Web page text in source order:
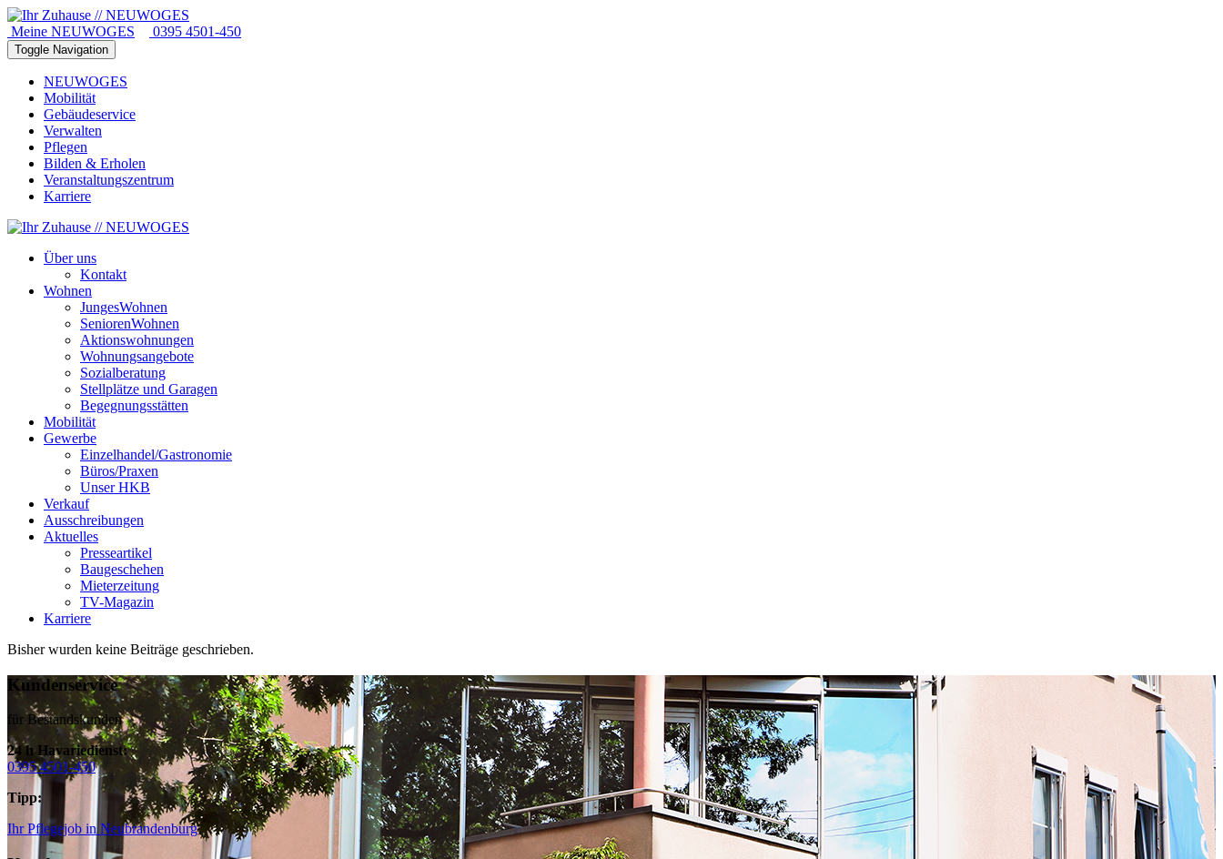
Meine NEUWOGES 0395 4501-450
Toggle Navigation
NEUWOGES
Mobilität
Gebäudeservice
Verwalten
Pflegen
Bilden & Erholen
Veranstaltungszentrum
Karriere
Über uns
Kontakt
Wohnen
JungesWohnen
SeniorenWohnen
Aktionswohnungen
Wohnungsangebote
Sozialberatung
Stellplätze und Garagen
Begegnungsstätten
Mobilität
Gewerbe
Einzelhandel/Gastronomie
Büros/Praxen
Unser HKB
Verkauf
Ausschreibungen
Aktuelles
Presseartikel
Baugeschehen
Mieterzeitung
TV-Magazin
Karriere
Bisher wurden keine Beiträge geschrieben.
Kundenservice
für Bestandskunden
24 h Havariedienst:
0395 4501-450
Tipp:
Ihr Pflegejob in Neubrandenburg